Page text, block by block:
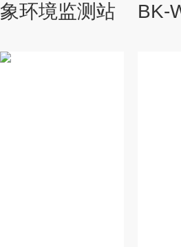
环境监测站 BK-